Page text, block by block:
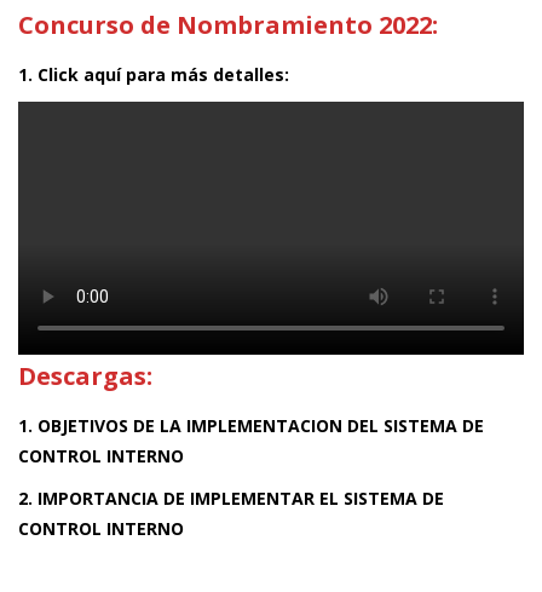
Concurso de Nombramiento 2022:
1. Click aquí para más detalles:
Descargas:
1. OBJETIVOS DE LA IMPLEMENTACION DEL SISTEMA DE
CONTROL INTERNO
2. IMPORTANCIA DE IMPLEMENTAR EL SISTEMA DE
CONTROL INTERNO